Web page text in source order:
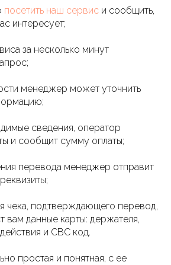
посетить наш сервис и сообщить,
интересует;
за несколько минут
менеджер может уточнить
сведения, оператор
и сообщит сумму оплаты;
перевода менеджер отправит
чека, подтверждающего перевод,
вам данные карты: держателя,
и СВС код.
простая и понятная, с ее